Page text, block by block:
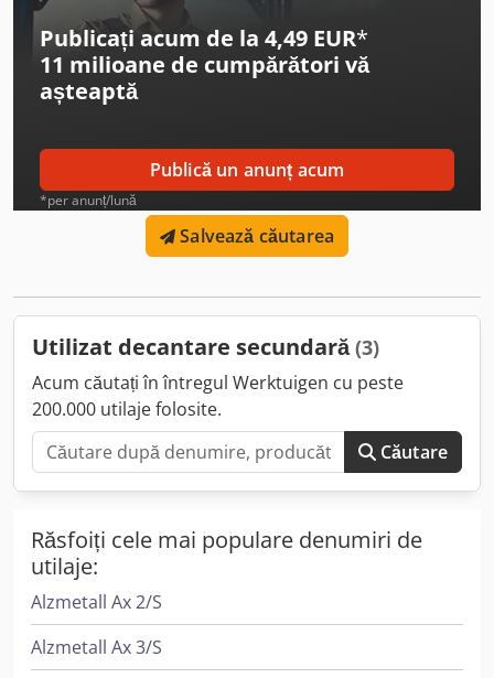
Publicați acum de la 4,49 EUR*
11 milioane de cumpărători vă
așteaptă
Publică un anunț acum
*per anunț/lună
Salvează căutarea
Utilizat decantare secundară(3)
Acum căutați în întregul Werktuigen cu peste
200.000 utilaje folosite.
Căutare
Răsfoiți cele mai populare denumiri de
utilaje:
Alzmetall Ax 2/S
Alzmetall Ax 3/S